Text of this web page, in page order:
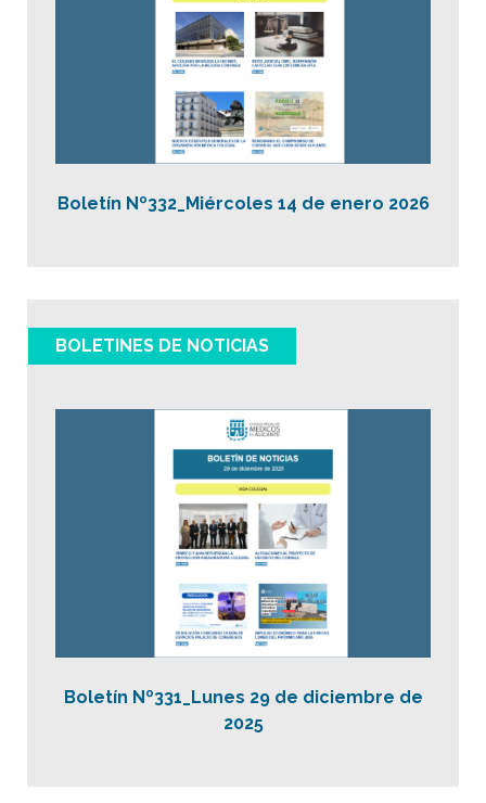
Boletín Nº332_Miércoles 14 de enero 2026
BOLETINES DE NOTICIAS
Boletín Nº331_Lunes 29 de diciembre de
2025